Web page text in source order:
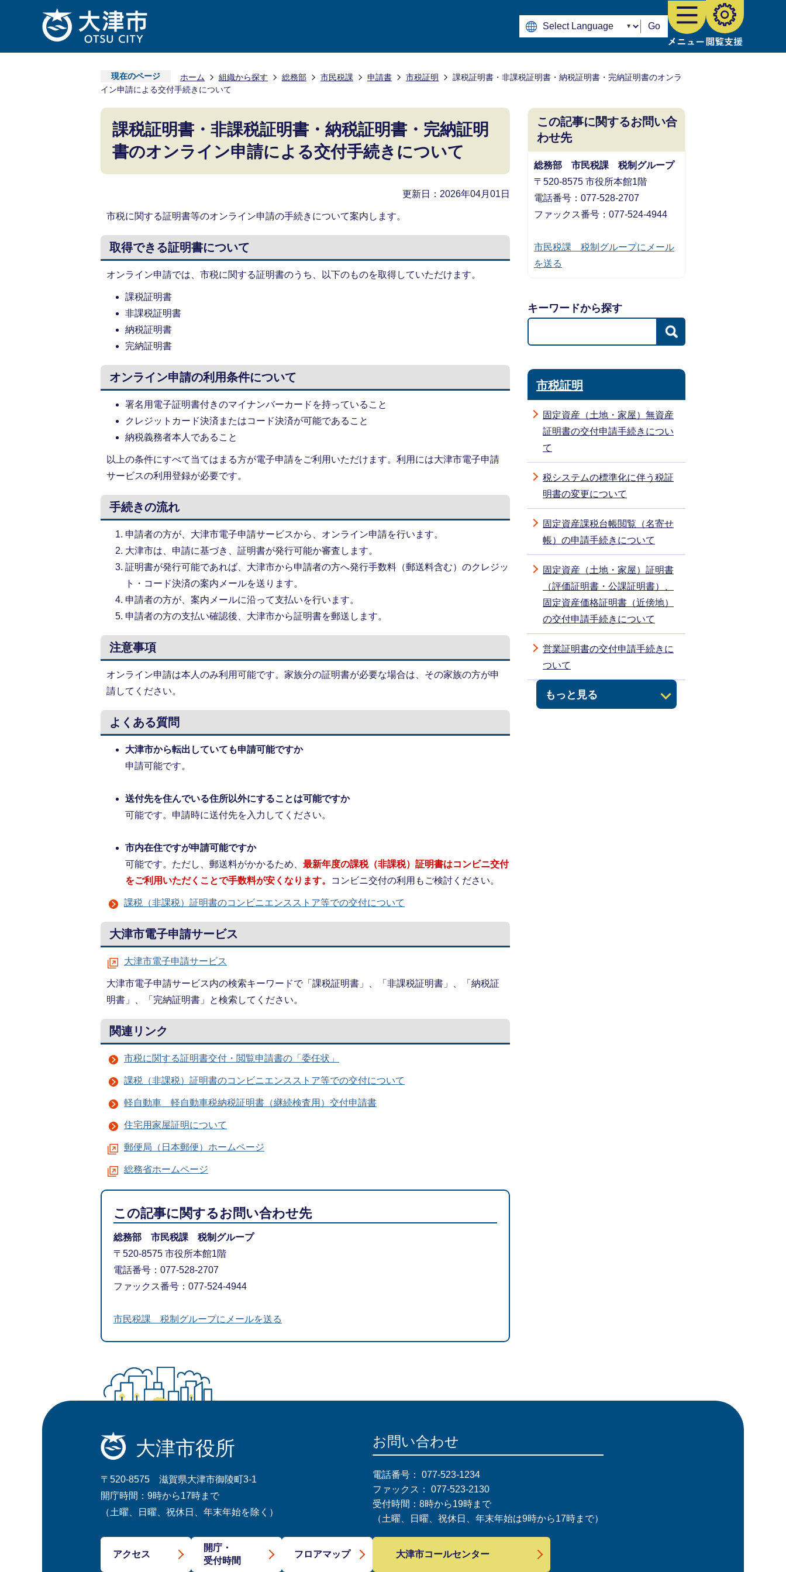
Go
現在のページ ホーム 組織から探す 総務部 市民税課 申請書 市税証明
課税証明書・非課税証明書・納税証明書・完納証明書のオンラ
イン申請による交付手続きについて
課税証明書・非課税証明書・納税証明書・完納証明
書のオンライン申請による交付手続きについて
更新日：2026年04月01日
市税に関する証明書等のオンライン申請の手続きについて案内します。
取得できる証明書について
オンライン申請では、市税に関する証明書のうち、以下のものを取得していただけます。
課税証明書
非課税証明書
納税証明書
完納証明書
オンライン申請の利用条件について
署名用電子証明書付きのマイナンバーカードを持っていること
クレジットカード決済またはコード決済が可能であること
納税義務者本人であること
以上の条件にすべて当てはまる方が電子申請をご利用いただけます。利用には大津市電子申請
サービスの利用登録が必要です。
手続きの流れ
申請者の方が、大津市電子申請サービスから、オンライン申請を行います。
大津市は、申請に基づき、証明書が発行可能か審査します。
証明書が発行可能であれば、大津市から申請者の方へ発行手数料（郵送料含む）のクレジッ
ト・コード決済の案内メールを送ります。
申請者の方が、案内メールに沿って支払いを行います。
申請者の方の支払い確認後、大津市から証明書を郵送します。
注意事項
オンライン申請は本人のみ利用可能です。家族分の証明書が必要な場合は、その家族の方が申
請してください。
よくある質問
大津市から転出していても申請可能ですか
申請可能です。
送付先を住んでいる住所以外にすることは可能ですか
可能です。申請時に送付先を入力してください。
市内在住ですが申請可能ですか
可能です。ただし、郵送料がかかるため、 最新年度の課税（非課税）証明書はコンビニ交付
をご利用いただくことで手数料が安くなります。
コンビニ交付の利用もご検討ください。
課税（非課税）証明書のコンビニエンスストア等での交付について
大津市電子申請サービス
大津市電子申請サービス
大津市電子申請サービス内の検索キーワードで「課税証明書」、「非課税証明書」、「納税証
明書」、「完納証明書」と検索してください。
関連リンク
市税に関する証明書交付・閲覧申請書の「委任状」
課税（非課税）証明書のコンビニエンスストア等での交付について
軽自動車 軽自動車税納税証明書（継続検査用）交付申請書
住宅用家屋証明について
郵便局（日本郵便）ホームページ
総務省ホームページ
この記事に関するお問い合わせ先
総務部 市民税課 税制グループ
〒520-8575 市役所本館1階
電話番号：077-528-2707
ファックス番号：077-524-4944
市民税課 税制グループにメールを送る
この記事に関するお問い合
わせ先
総務部 市民税課 税制グループ
〒520-8575 市役所本館1階
電話番号：077-528-2707
ファックス番号：077-524-4944
市民税課 税制グループにメール
を送る
キーワードから探す
市税証明
固定資産（土地・家屋）無資産
証明書の交付申請手続きについ
て
税システムの標準化に伴う税証
明書の変更について
固定資産課税台帳閲覧（名寄せ
帳）の申請手続きについて
もっと見る
固定資産（土地・家屋）証明書
（評価証明書・公課証明書）、
固定資産価格証明書（近傍地）
の交付申請手続きについて
営業証明書の交付申請手続きに
ついて
大津市役所
〒520-8575 滋賀県大津市御陵町3-1
開庁時間：9時から17時まで
（土曜、日曜、祝休日、年末年始を除く）
アクセス
開庁・
受付時間
フロアマップ
お問い合わせ
電話番号： 077-523-1234
ファックス： 077-523-2130
受付時間：8時から19時まで
（土曜、日曜、祝休日、年末年始は9時から17時まで）
大津市コールセンター